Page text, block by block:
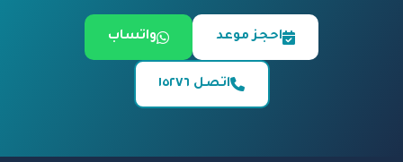
احجز موعد واتساب
اتصل ١٥٢٧٦